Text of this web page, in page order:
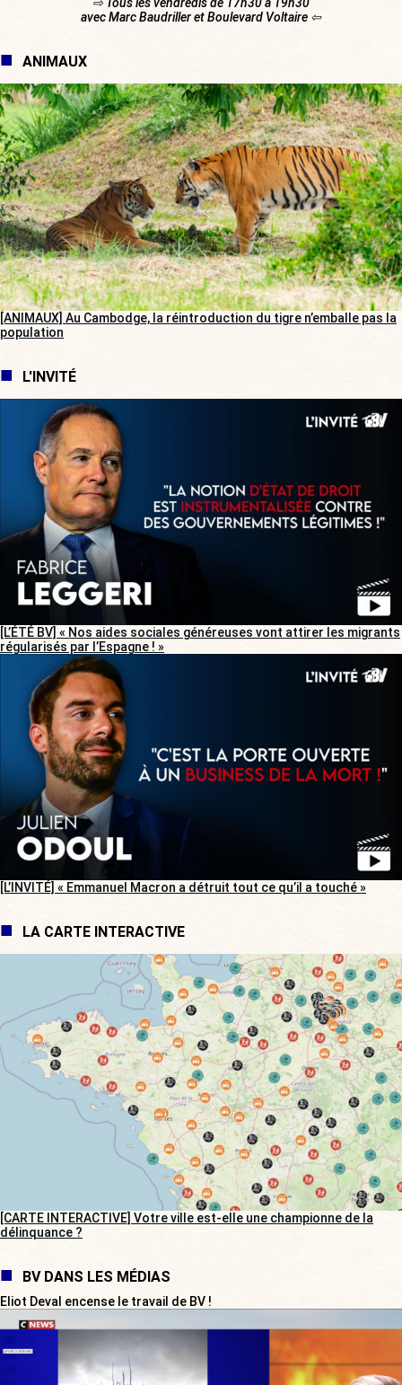
avec Marc Baudriller et Boulevard Voltaire ⇦
ANIMAUX
[ANIMAUX] Au Cambodge, la réintroduction du tigre n’emballe pas la
population
L'INVITÉ
[L’ÉTÉ BV] « Nos aides sociales généreuses vont attirer les migrants
régularisés par l’Espagne ! »
[L’INVITÉ] « Emmanuel Macron a détruit tout ce qu’il a touché »
LA CARTE INTERACTIVE
[CARTE INTERACTIVE] Votre ville est-elle une championne de la
délinquance ?
BV DANS LES MÉDIAS
Eliot Deval encense le travail de BV !